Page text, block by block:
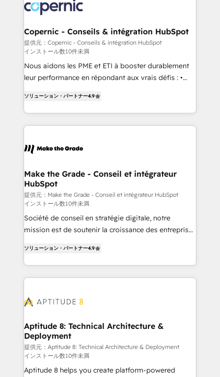
explore whether S2 is the partner you’ve been
looking for...and get your next big initiative moving!
implement your CRM. We engineer revenue
outcomes for the GTM owner on HubSpot. We Build
Different Because We're Built Different: - Secure:
Soc2 compliant 🛡️ - Onboarding: Implementations
starting from $1,5k - Clay: Elite Studio Solutions
Partner 🤝 - Global: 75+ RPers across five continents
🌐 - Scale: Largest organically grown & fastest tiering
implementations than any other Partner 💻 -
Salesforce: We convert SFDC addicts to HubSpot
evangelists 🧡 Don't pick a marketing or technical
yours. Start winning.
Copernic - Conseils & intégration HubSpot
提供元：Copernic - Conseils & intégration HubSpot
インストール数10件未満
Nous aidons les PME et ETI à booster durablement
leur performance en répondant aux vrais défis : •
téléphonie, etc.) • Alignement des équipes grâce à un
outil et des données partagées • Amélioration de la
collecte et de l’analyse des données pour des
de la productivité des équipes Notre équipe de 30
avec un engagement total, alignant processus
métiers et technologie, et guidant vos équipes à
travers le changement, tout en centrant vos objectifs
d’entreprise. Grâce à une méthodologie éprouvée
auprès de plus de 400 clients, nous comprenons
rapidement vos enjeux et intégrons parfaitement
votre projet HubSpot, contactez notre équipe pour
un échange dédié.
ソリューション・パートナー4.9
Make the Grade - Conseil et intégrateur
HubSpot
提供元：Make the Grade - Conseil et intégrateur HubSpot
インストール数10件未満
Société de conseil en stratégie digitale, notre
mission est de soutenir la croissance des entreprises
l'intégration CRM et le développement des revenus
auprès de vos comptes existants. En France et à
l'international, nous travaillons avec des ETI
delà d’une simple transformation digitale et des
➤ L’intégration de CRM et de méthodologie RevOps
pour aligner les équipes marketing, commerciales et
support client (data migration, synchronisation API,
audit et maintenance) ➤ La création de sites internet
de conversion qui transforment les visiteurs en
ソリューション・パートナー4.9
Aptitude 8: Technical Architecture &
Deployment
提供元：Aptitude 8: Technical Architecture & Deployment
インストール数10件未満
Aptitude 8 helps you create platform-powered